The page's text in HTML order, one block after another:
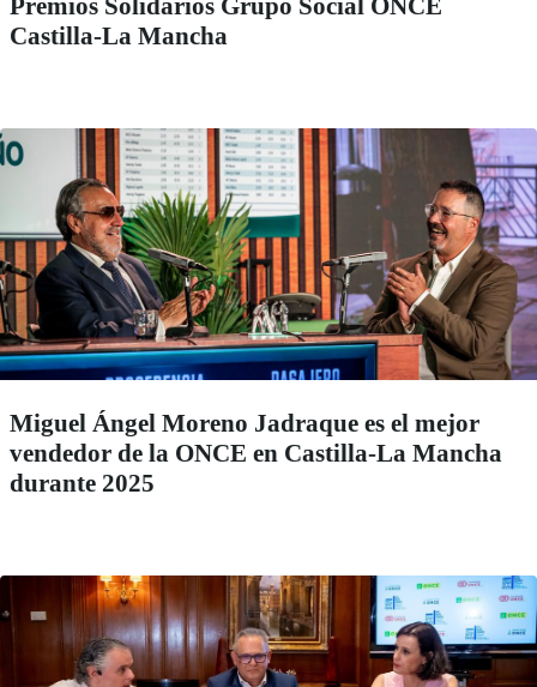
Premios Solidarios Grupo Social ONCE
Castilla-La Mancha
Miguel Ángel Moreno Jadraque es el mejor
vendedor de la ONCE en Castilla-La Mancha
durante 2025